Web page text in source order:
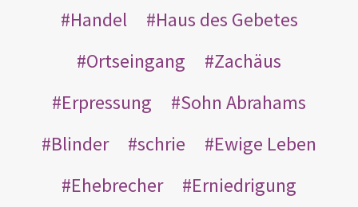
Handel
Haus des Gebetes
Ortseingang
Zachäus
Erpressung
Sohn Abrahams
Blinder
schrie
Ewige Leben
Ehebrecher
Erniedrigung